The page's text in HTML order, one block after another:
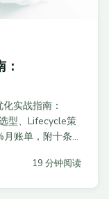
实战指南：
型、Lifecycle策
账单，附十条
19 分钟阅读